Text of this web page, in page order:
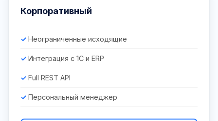
Корпоративный
Неограниченные исходящие
Интеграция с 1С и ERP
Full REST API
Персональный менеджер